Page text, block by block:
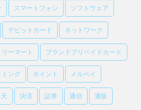
スマートフォン ソフトウェア
デビットカード ネットワーク
ーマート ブランドプリペイドカード
ミング ポイント メルペイ
決済 証券 通信 通販